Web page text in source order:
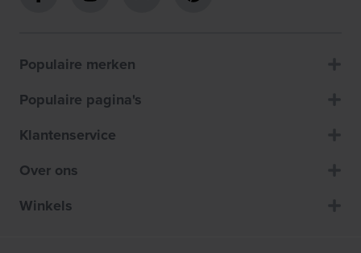
Populaire merken
Populaire pagina's
Klantenservice
Over ons
Winkels